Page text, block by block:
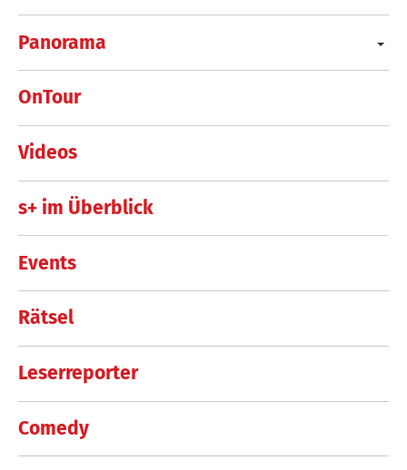
Panorama
OnTour
Videos
s+ im Überblick
Events
Rätsel
Leserreporter
Comedy